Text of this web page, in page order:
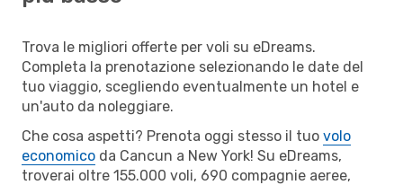
Trova le migliori offerte per voli su eDreams.
Completa la prenotazione selezionando le date del
tuo viaggio, scegliendo eventualmente un hotel e
un'auto da noleggiare.
Che cosa aspetti? Prenota oggi stesso il tuo volo
economico da Cancun a New York! Su eDreams,
troverai oltre 155.000 voli, 690 compagnie aeree,